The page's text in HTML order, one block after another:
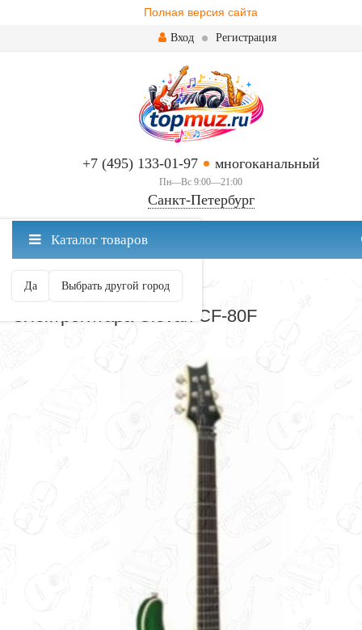
Полная версия сайта
Вход Регистрация
+7 (495) 133-01-97 многоканальный
Пн—Вс 9:00—21:00
Санкт-Петербург
Санкт-Петербург ваш город?
Да Выбрать другой город
Каталог товаров
ЭЛЕКТРОГИТАРЫ
Электрогитара Clevan CF-80F